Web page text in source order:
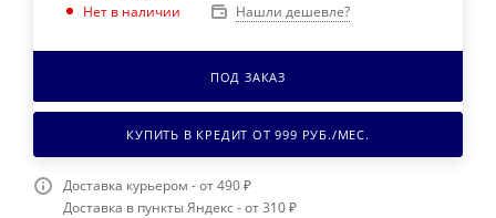
Нет в наличии Нашли дешевле?
ПОД ЗАКАЗ
КУПИТЬ В КРЕДИТ ОТ999 РУБ./МЕС.
Доставка курьером - от 490 ₽
Доставка в пункты Яндекс - от 310 ₽